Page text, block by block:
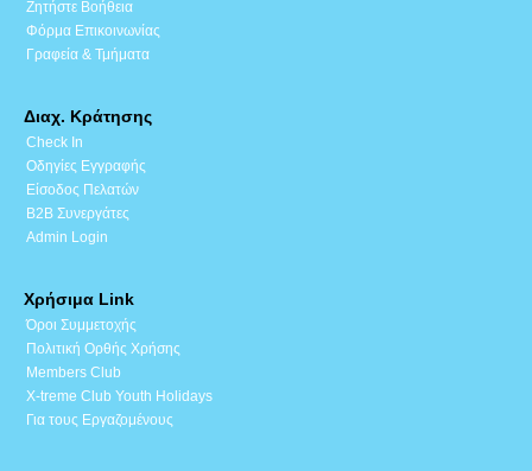
Ζητήστε Βοήθεια
Φόρμα Επικοινωνίας
Γραφεία & Τμήματα
Διαχ. Κράτησης
Check In
Οδηγίες Εγγραφής
Είσοδος Πελατών
B2B Συνεργάτες
Admin Login
Χρήσιμα Link
Όροι Συμμετοχής
Πολιτική Ορθής Χρήσης
Members Club
X-treme Club Youth Holidays
Για τους Εργαζομένους